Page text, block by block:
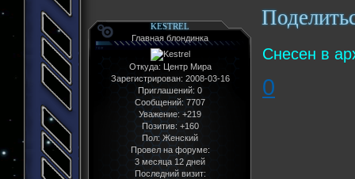
KESTREL
Главная блондинка
Откуда: Центр Мира
Зарегистрирован: 2008-03-16
Приглашений: 0
Сообщений: 7707
Уважение: +219
Позитив: +160
Пол: Женский
Провел на форуме:
3 месяца 12 дней
Последний визит:
Снесен в
0